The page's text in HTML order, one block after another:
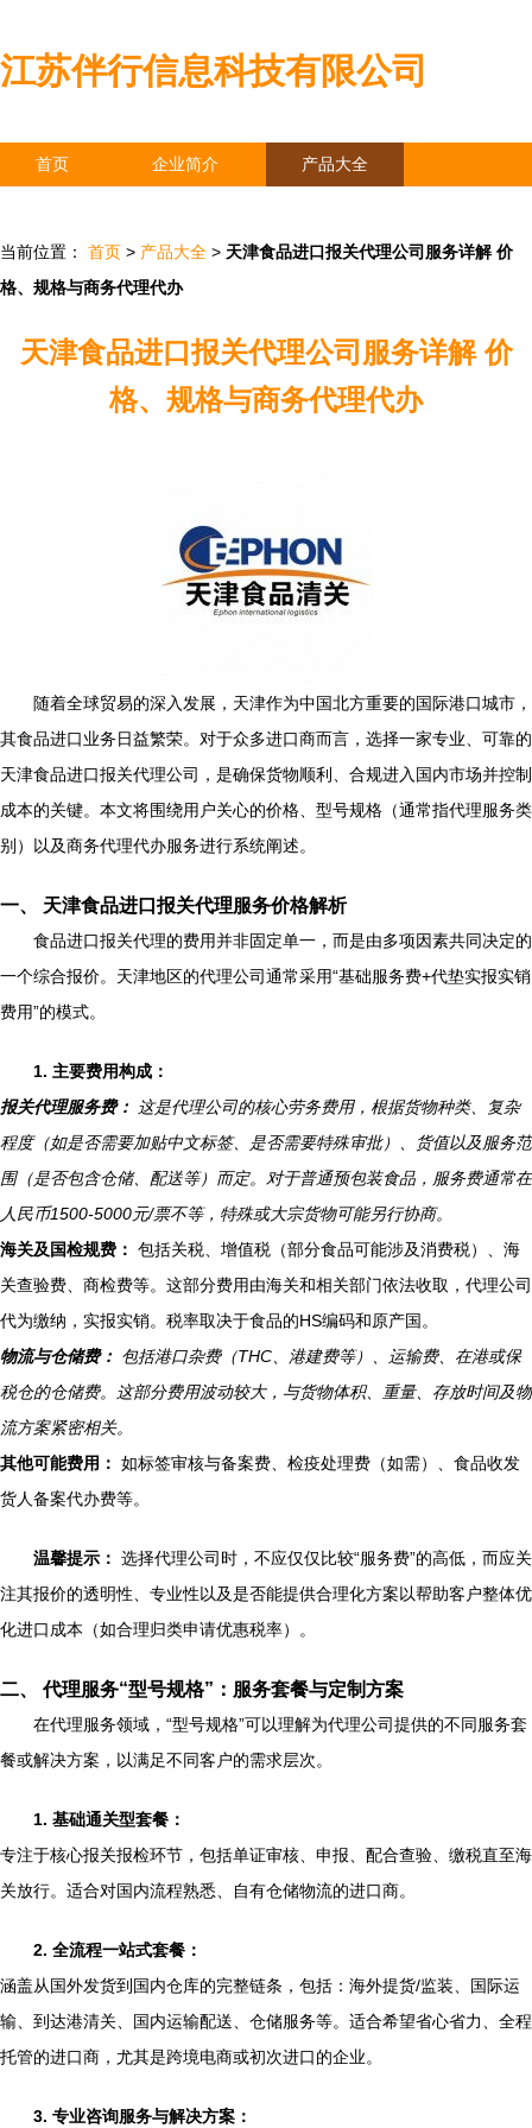
江苏伴行信息科技有限公司
首页 企业简介 产品大全
当前位置： 首页 > 产品大全 > 天津食品进口报关代理公司服务详解 价
格、规格与商务代理代办
天津食品进口报关代理公司服务详解 价
格、规格与商务代理代办
随着全球贸易的深入发展，天津作为中国北方重要的国际港口城市，
其食品进口业务日益繁荣。对于众多进口商而言，选择一家专业、可靠的
天津食品进口报关代理公司，是确保货物顺利、合规进入国内市场并控制
成本的关键。本文将围绕用户关心的价格、型号规格（通常指代理服务类
别）以及商务代理代办服务进行系统阐述。
一、 天津食品进口报关代理服务价格解析
食品进口报关代理的费用并非固定单一，而是由多项因素共同决定的
一个综合报价。天津地区的代理公司通常采用“基础服务费+代垫实报实销
费用”的模式。
1. 主要费用构成：
报关代理服务费： 这是代理公司的核心劳务费用，根据货物种类、复杂
程度（如是否需要加贴中文标签、是否需要特殊审批）、货值以及服务范
围（是否包含仓储、配送等）而定。对于普通预包装食品，服务费通常在
人民币1500-5000元/票不等，特殊或大宗货物可能另行协商。
海关及国检规费： 包括关税、增值税（部分食品可能涉及消费税）、海
关查验费、商检费等。这部分费用由海关和相关部门依法收取，代理公司
代为缴纳，实报实销。税率取决于食品的HS编码和原产国。
物流与仓储费： 包括港口杂费（THC、港建费等）、运输费、在港或保
税仓的仓储费。这部分费用波动较大，与货物体积、重量、存放时间及物
流方案紧密相关。
其他可能费用： 如标签审核与备案费、检疫处理费（如需）、食品收发
货人备案代办费等。
温馨提示： 选择代理公司时，不应仅仅比较“服务费”的高低，而应关
注其报价的透明性、专业性以及是否能提供合理化方案以帮助客户整体优
化进口成本（如合理归类申请优惠税率）。
二、 代理服务“型号规格”：服务套餐与定制方案
在代理服务领域，“型号规格”可以理解为代理公司提供的不同服务套
餐或解决方案，以满足不同客户的需求层次。
1. 基础通关型套餐：
专注于核心报关报检环节，包括单证审核、申报、配合查验、缴税直至海
关放行。适合对国内流程熟悉、自有仓储物流的进口商。
2. 全流程一站式套餐：
涵盖从国外发货到国内仓库的完整链条，包括：海外提货/监装、国际运
输、到达港清关、国内运输配送、仓储服务等。适合希望省心省力、全程
托管的进口商，尤其是跨境电商或初次进口的企业。
3. 专业咨询服务与解决方案：